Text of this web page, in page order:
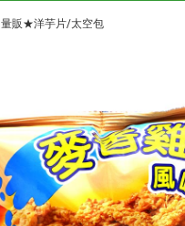
量販★洋芋片/太空包